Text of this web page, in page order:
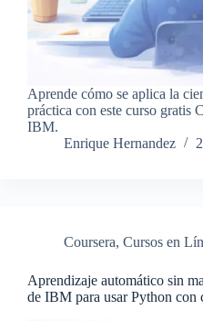
Aprende cómo se aplica la
práctica con este curso gratis
IBM.
Enrique Hernandez
Coursera, Cursos en
Aprendizaje automático sin
de IBM para usar Python con